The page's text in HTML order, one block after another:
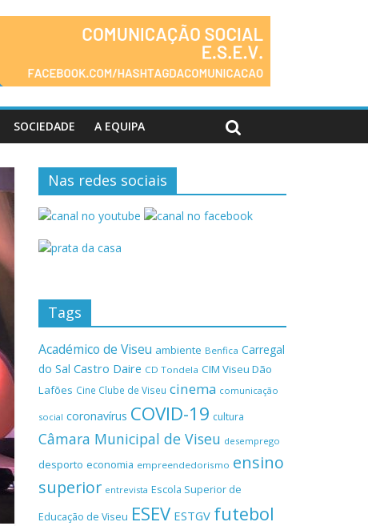
SOCIEDADE A EQUIPA
Nas redes sociais
Tags
Académico de Viseu ambiente Benfica Carregal
do Sal Castro Daire CD Tondela CIM Viseu Dão
Lafões Cine Clube de Viseu cinema comunicação
social coronavírus COVID-19 cultura
Câmara Municipal de Viseu desemprego
desporto economia empreendedorismo ensino
superior entrevista Escola Superior de
Educação de Viseu ESEV ESTGV futebol